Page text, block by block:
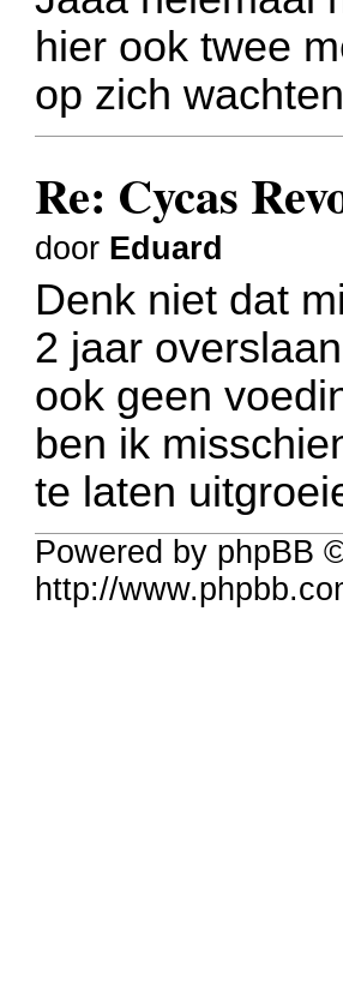
hier ook twee
op zich
Re: Cycas
door Eduard
Denk niet dat
2 jaar
ook geen
ben ik
te laten
Powered by phpBB
http://